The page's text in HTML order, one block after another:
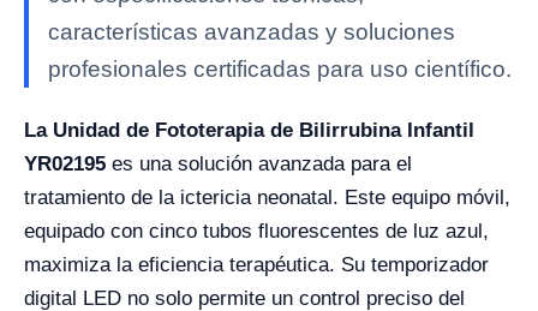
características avanzadas y soluciones
profesionales certificadas para uso científico.
La Unidad de Fototerapia de Bilirrubina Infantil
YR02195 es una solución avanzada para el
tratamiento de la ictericia neonatal. Este equipo móvil,
equipado con cinco tubos fluorescentes de luz azul,
maximiza la eficiencia terapéutica. Su temporizador
digital LED no solo permite un control preciso del